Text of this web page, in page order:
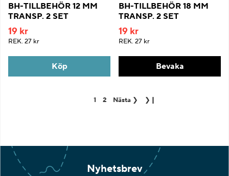
BH-TILLBEHÖR 12 MM
TRANSP. 2 SET
19 kr
REK. 27 kr
Köp
BH-TILLBEHÖR 18 MM
TRANSP. 2 SET
19 kr
REK. 27 kr
Bevaka
1 2 Nästa ❯ ❯❙
Nyhetsbrev